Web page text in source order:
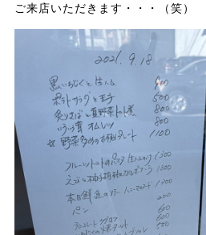
ご来店いただきます・・・（笑）